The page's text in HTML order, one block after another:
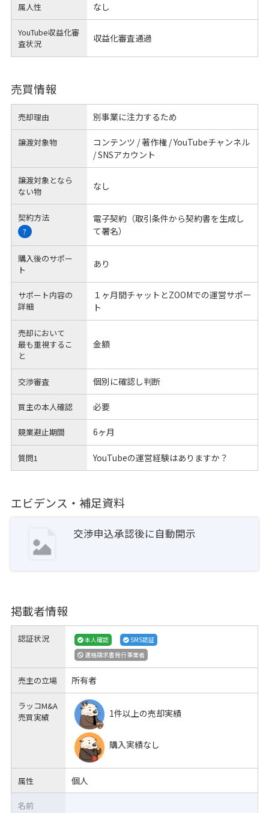
属人性 なし
YouTube収益化審
査状況
収益化審査通過
売買情報
売却理由 別事業に注力するため
譲渡対象物
コンテンツ / 著作権 / YouTubeチャンネル
/ SNSアカウント
譲渡対象となら
ない物
なし
契約方法
?
電子契約（取引条件から契約書を生成し
て署名）
購入後のサポー
ト
あり
サポート内容の
詳細
１ヶ月間チャットとZOOMでの運営サポー
ト
売却において
最も重視するこ
と
金額
交渉審査 個別に確認し判断
買主の本人確認 必要
競業避止期間 6ヶ月
質問1 YouTubeの運営経験はありますか？
エビデンス・補足資料
交渉申込承認後に自動開示
掲載者情報
認証状況 本人確認
SMS認証
適格請求書発行事業者
売主の立場 所有者
ラッコM&A
売買実績
1件以上の売却実績
購入実績なし
属性 個人
名前